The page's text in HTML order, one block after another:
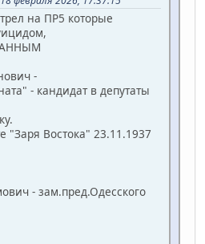
на ПР5 которые
-
- кандидат в депутаты
"Заря Востока" 23.11.1937
- зам.пред.Одесского